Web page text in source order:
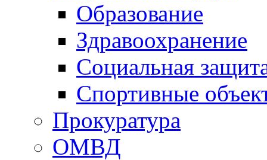
Образование
Здравоохранение
Социальная
Спортивные
Прокуратура
ОМВД